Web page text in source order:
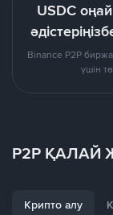
USDC
Binance P2P
үшін
P2P ҚАЛАЙ
Крипто алу